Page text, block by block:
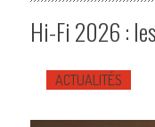
Hi-Fi 2026 :
ACTUALITÉS